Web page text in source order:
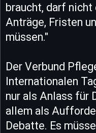
braucht, darf
Anträge, Fristen
müssen."
Der Verbund
Internationalen
nur als Anlass für
allem als
Debatte. Es